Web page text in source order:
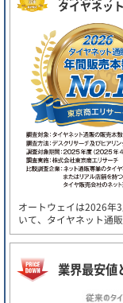
タイヤネッ
オートウェイは2026年
いて、タイヤネット通
業界最安値